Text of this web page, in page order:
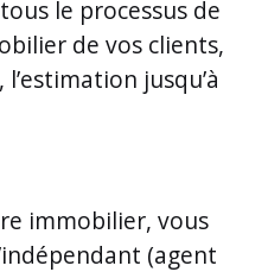
le processus de
de vos clients,
jusqu’à
immobilier, vous
(agent